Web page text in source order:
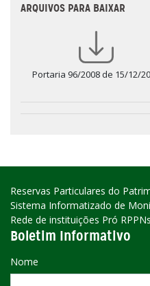
ARQUIVOS PARA BAIXAR
Portaria 96/2008 de 15/12/
Reservas Particulares do
Sistema Informatizado de
Rede de instituições Pró
Boletim Informativo
Nome